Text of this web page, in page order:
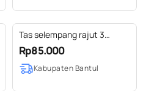
Tas selempang rajut 3
kantong
Rp85.000
Kabupaten Bantul